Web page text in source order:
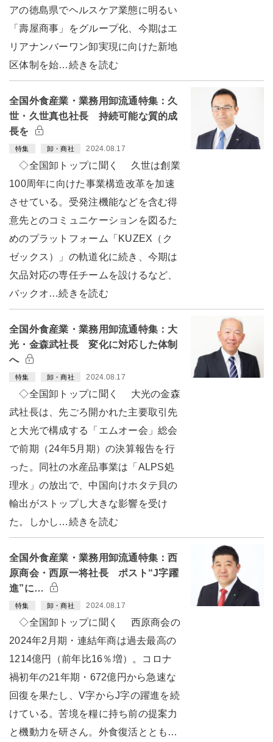
アの徳島県でヘルスケア業態に明るい
「壽屋商事」をグループ化、今期はエ
リアナンバーワン卸実現に向けた新地
区体制を始…続きを読む
全国外食産業・業務用卸流通特集：久
世・久世真也社長 持続可能な質的成
長を
特集 卸・商社 2024.08.17
◇全国卸トップに聞く 久世は創業
100周年に向けた事業構造改革を加速
させている。受発注機能などを含む得
意先とのコミュニケーションを図るた
めのプラットフォーム「KUZEX（ク
ゼックス）」の軌道化に続き、今期は
欠品対応の専任チームを設けるなど、
バックオ…続きを読む
全国外食産業・業務用卸流通特集：大
光・金森武社長 変化に対応した体制
へ
特集 卸・商社 2024.08.17
◇全国卸トップに聞く 大光の金森
武社長は、先ごろ開かれた主要取引先
と大光で構成する「エムオー会」総会
で前期（24年5月期）の決算報告を行
った。同社の水産品事業は「ALPS処
理水」の放出で、中国向けホタテ貝の
輸出がストップし大きな影響を受け
た。しかし…続きを読む
全国外食産業・業務用卸流通特集：西
原商会・西原一将社長 ポスト“J字躍
進”に…
特集 卸・商社 2024.08.17
◇全国卸トップに聞く 西原商会の
2024年2月期・連結年商は過去最高の
1214億円（前年比16％増）。コロナ
禍初年の21年期・672億円から急速な
回復を果たし、V字からJ字の躍進を続
けている。苦境を糧に持ち前の提案力
と機動力を研さん。外食復活ととも…